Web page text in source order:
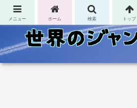
コンテンツへスキップ
メニュー ホーム 検索 トップ